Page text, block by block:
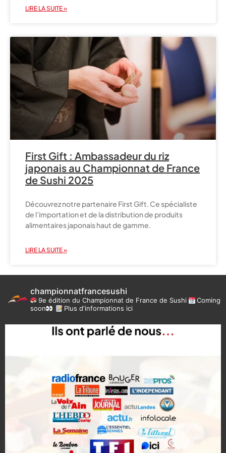
LIRE LA SUITE »
First Gift : Ambassadeur du riz
japonais au Championnat de France
de Sushi 2025
Découvrez notre partenaire First Gift. Ce spécialiste
de l’importation et de la distribution de produits
alimentaires japonais haut de gamme.
LIRE LA SUITE »
championnatfrancesushi
9e édition du Championnat de France de Sushi
Coming
soon
Plus d'informations ici